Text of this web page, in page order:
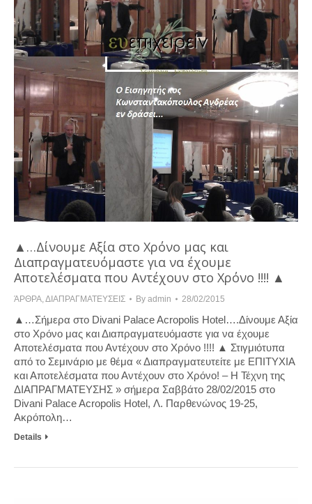
▲…Δίνουμε Αξία στο Χρόνο μας και
Διαπραγματευόμαστε για να έχουμε
Αποτελέσματα που Αντέχουν στο Χρόνο !!!! ▲
ΆΡΘΡΑ,ΔΙΑΠΡΑΓΜΑΤΕΥΣΕΙΣ By admin 28/02/2015
▲…Σήμερα στο Divani Palace Acropolis Hotel….Δίνουμε Αξία
στο Χρόνο μας και Διαπραγματευόμαστε για να έχουμε
Αποτελέσματα που Αντέχουν στο Χρόνο !!!! ▲ Στιγμιότυπα
από το Σεμινάριο με θέμα « Διαπραγματευτείτε με ΕΠΙΤΥΧΙΑ
και Αποτελέσματα που Αντέχουν στο Χρόνο! – Η Τέχνη της
ΔΙΑΠΡΑΓΜΑΤΕΥΣΗΣ » σήμερα Σαββάτο 28/02/2015 στο
Divani Palace Acropolis Hotel, Λ. Παρθενώνος 19-25,
Ακρόπολη…
Details